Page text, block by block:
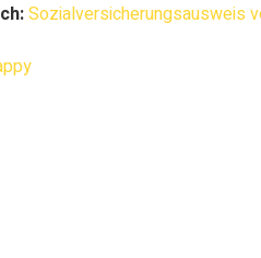
Sozialversicherungsausweis